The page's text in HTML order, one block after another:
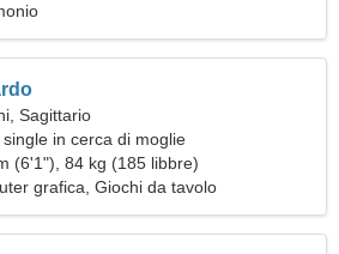
Sagittario
single in cerca di moglie
(6'1"), 84 kg (185 libbre)
grafica, Giochi da tavolo